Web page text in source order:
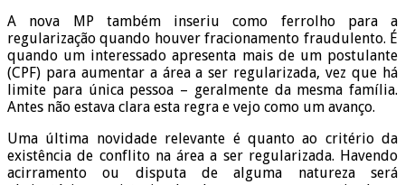
A nova MP também inseriu como ferrolho para a
regularização quando houver fracionamento fraudulento. É
quando um interessado apresenta mais de um postulante
(CPF) para aumentar a área a ser regularizada, vez que há
limite para única pessoa – geralmente da mesma família.
Antes não estava clara esta regra e vejo como um avanço.
Uma última novidade relevante é quanto ao critério da
existência de conflito na área a ser regularizada. Havendo
acirramento ou disputa de alguma natureza será